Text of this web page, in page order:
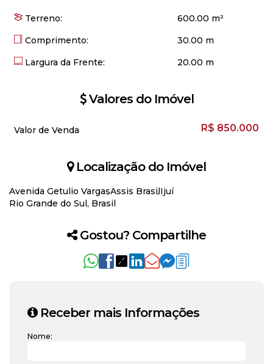
Terreno: 600.00 m²
Comprimento:
30.00 m
Largura da Frente:
20.00 m
Valores do Imóvel
R$ 850.000
Valor de Venda
Localização do Imóvel
Avenida Getulio VargasAssis BrasilIjuí
Rio Grande do Sul, Brasil
Gostou? Compartilhe
Receber mais Informações
Nome: